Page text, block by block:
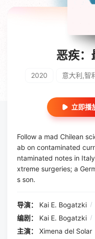
恶疾：
2020 意大利,智
立即播
Follow a mad Chilean
ab on contaminated
ntaminated notes in
xtreme surgeries; a
s son.
导演： Kai E. Bogatzki /
编剧：
Kai E. Bogatzki /
主演：
Ximena del Solar